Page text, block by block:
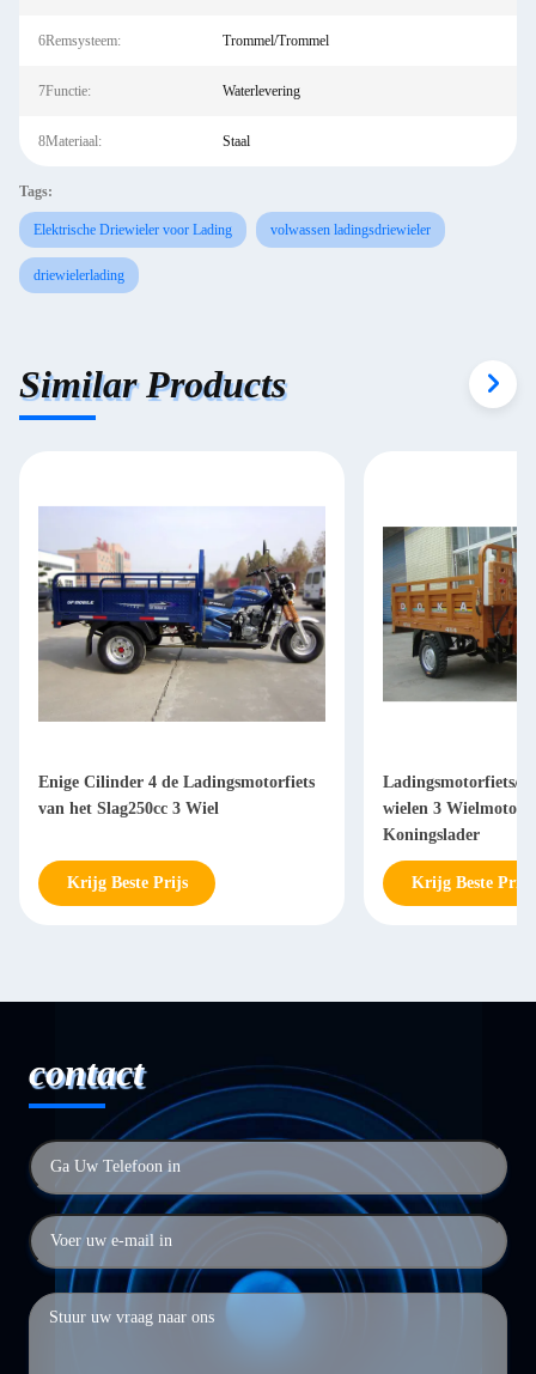
6Remsysteem: Trommel/Trommel
7Functie: Waterlevering
8Materiaal: Staal
Tags:
Elektrische Driewieler voor Lading volwassen ladingsdriewieler
driewielerlading
Similar Products
Enige Cilinder 4 de Ladingsmotorfiets
van het Slag250cc 3 Wiel
Krijg Beste Prijs
Ladingsmotorfiets/
wielen 3
Koningslader
Krijg Beste Prijs
contact